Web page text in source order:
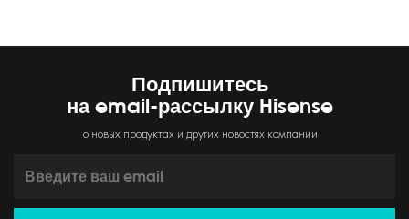
Подпишитесь
на email-рассылку Hisense
о новых продуктах и других новостях компании